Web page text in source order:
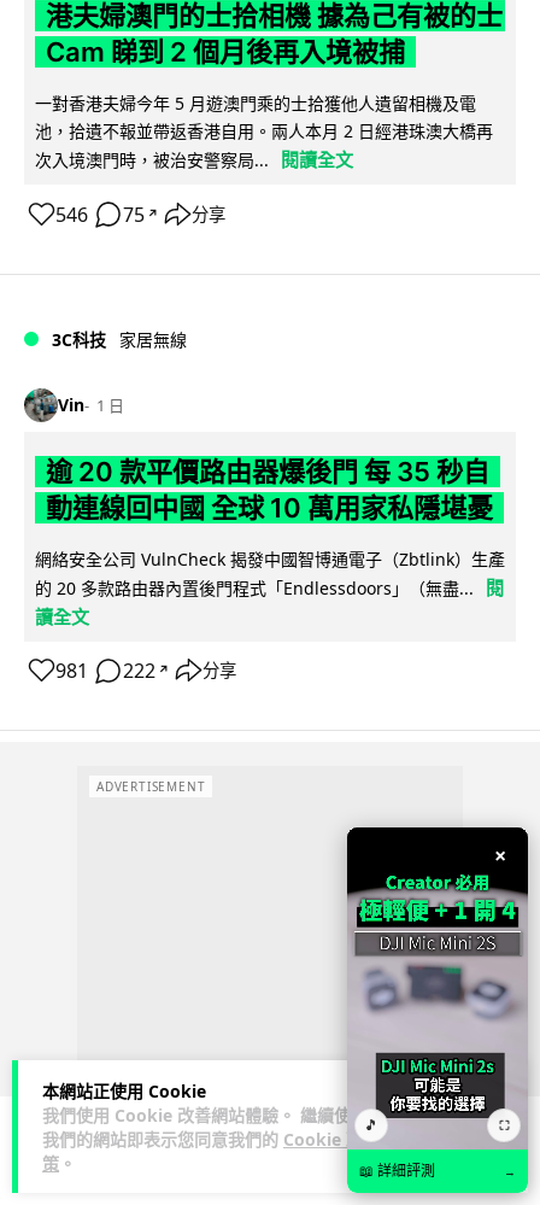
本網站正使用 Cookie
我們使用 Cookie 改善網站體驗。 繼續使用
我們的網站即表示您同意我們的 Cookie 政
策 。
港夫婦澳門的士拾相機 據為己有被的士
Cam 睇到 2 個月後再入境被捕
一對香港夫婦今年 5 月遊澳門乘的士拾獲他人遺留相機及電
池，拾遺不報並帶返香港自用。兩人本月 2 日經港珠澳大橋再
次入境澳門時，被治安警察局...
閱讀全文
546 75 ↗ 分享
3C科技 家居無線
Vin 1 日
逾 20 款平價路由器爆後門 每 35 秒自
動連線回中國 全球 10 萬用家私隱堪憂
網絡安全公司 VulnCheck 揭發中國智博通電子（Zbtlink）生產
的 20 多款路由器內置後門程式「Endlessdoors」（無盡...
閱
讀全文
981 222 ↗ 分享
ADVERTISEMENT
人工智能
×
🎵 ⛶
📖 詳細評測 →